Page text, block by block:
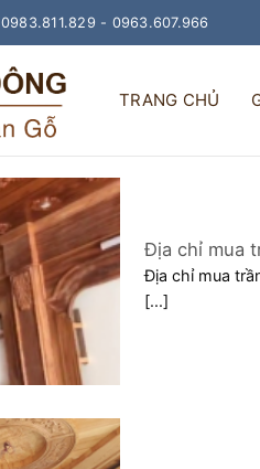
0983.811.829 - 0963.607.966
TRANG CHỦ
Địa chỉ mua
Địa chỉ mua
[...]